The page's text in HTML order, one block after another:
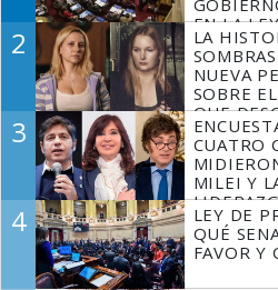
EN LA
FUEGO
2
LA
NUEVA
SOBRE
QUE
MARIDO
3
CUATRO
MILEI Y
4
LEY DE
QUÉ
FAVOR Y